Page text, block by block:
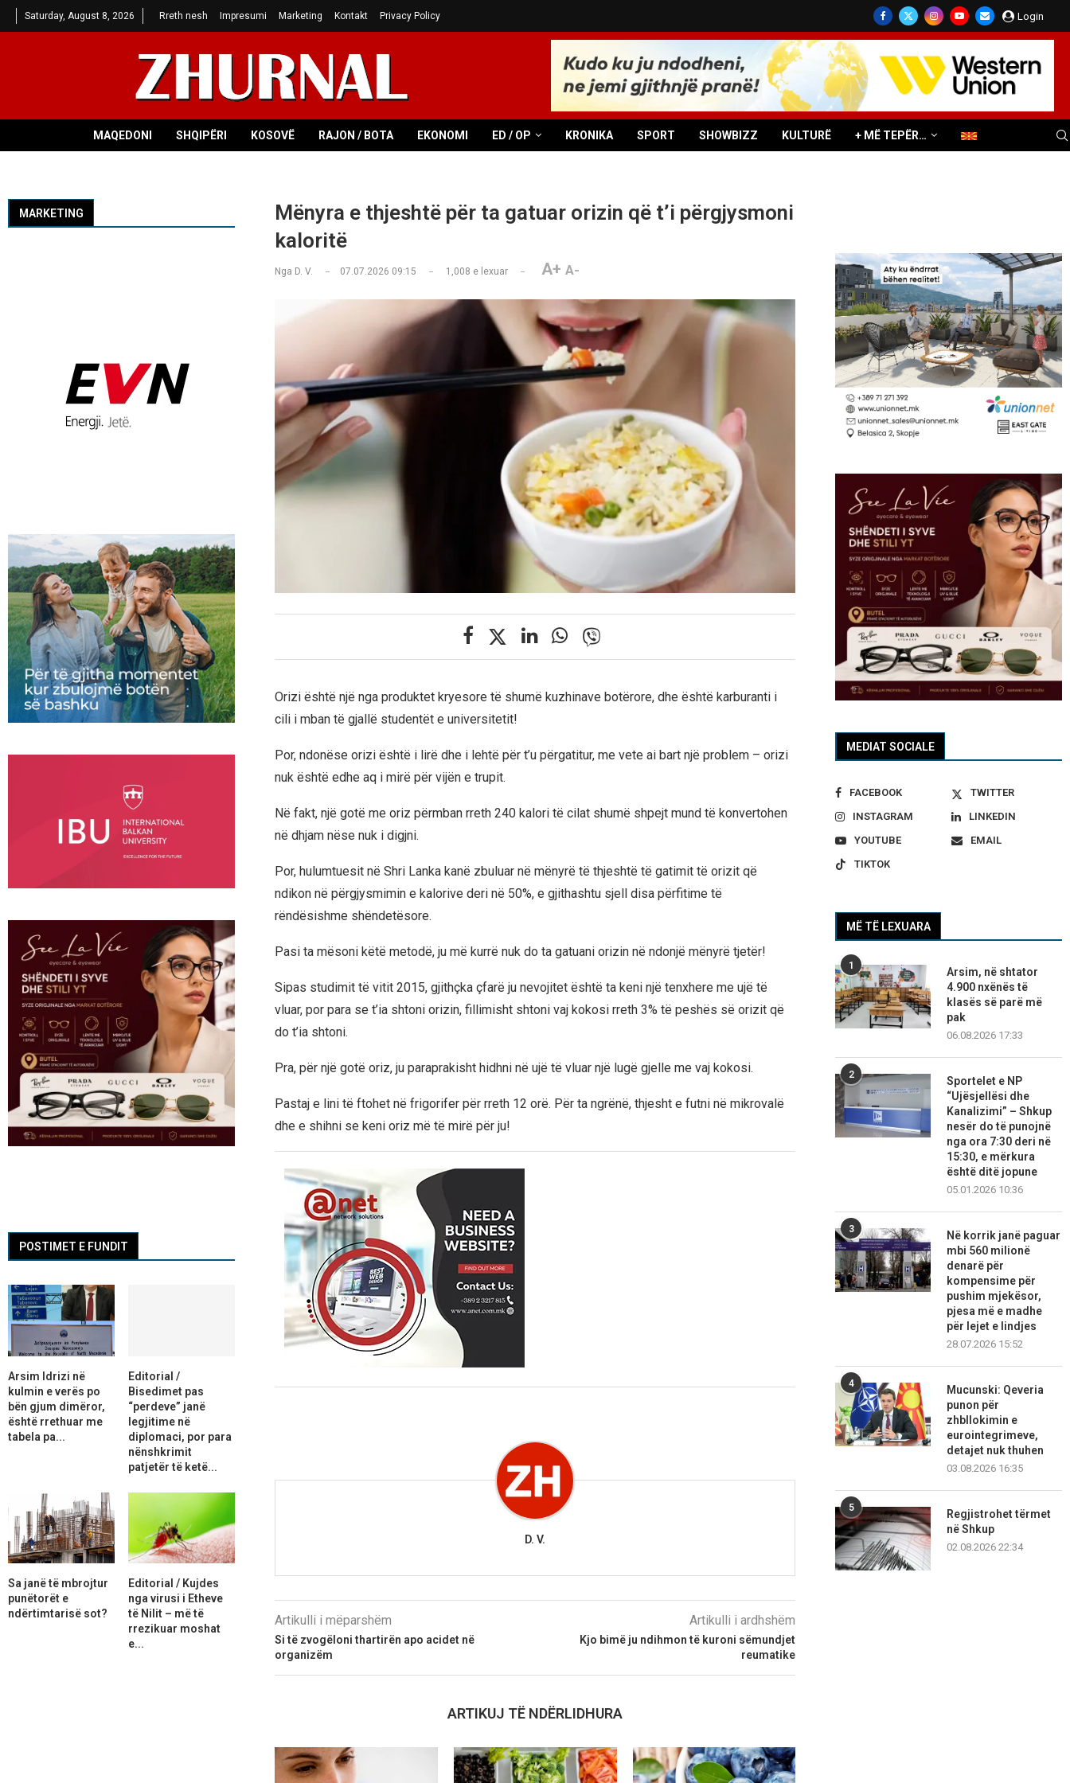
Saturday, August 8, 2026 Rreth nesh Impresumi Marketing Kontakt Privacy Policy Login
MAQEDONI SHQIPËRI KOSOVË RAJON / BOTA EKONOMI ED / OP KRONIKA SPORT SHOWBIZZ KULTURË + MË TEPËR…
Mënyra e thjeshtë për ta gatuar orizin që t’i përgjysmoni
kaloritë
Nga D. V. 07.07.2026 09:15 1,008 e lexuar A+ A-
Orizi është një nga produktet kryesore të shumë kuzhinave botërore, dhe është karburanti i
cili i mban të gjallë studentët e universitetit!
Por, ndonëse orizi është i lirë dhe i lehtë për t’u përgatitur, me vete ai bart një problem – orizi
nuk është edhe aq i mirë për vijën e trupit.
Në fakt, një gotë me oriz përmban rreth 240 kalori të cilat shumë shpejt mund të konvertohen
në dhjam nëse nuk i digjni.
Por, hulumtuesit në Shri Lanka kanë zbuluar në mënyrë të thjeshtë të gatimit të orizit që
ndikon në përgjysmimin e kalorive deri në 50%, e gjithashtu sjell disa përfitime të
rëndësishme shëndetësore.
Pasi ta mësoni këtë metodë, ju më kurrë nuk do ta gatuani orizin në ndonjë mënyrë tjetër!
Sipas studimit të vitit 2015, gjithçka çfarë ju nevojitet është ta keni një tenxhere me ujë të
vluar, por para se t’ia shtoni orizin, fillimisht shtoni vaj kokosi rreth 3% të peshës së orizit që
do t’ia shtoni.
Pra, për një gotë oriz, ju paraprakisht hidhni në ujë të vluar një lugë gjelle me vaj kokosi.
Pastaj e lini të ftohet në frigorifer për rreth 12 orë. Për ta ngrënë, thjesht e futni në mikrovalë
dhe e shihni se keni oriz më të mirë për ju!
D. V.
Artikulli i mëparshëm
Si të zvogëloni thartirën apo acidet në
organizëm
Artikulli i ardhshëm
Kjo bimë ju ndihmon të kuroni sëmundjet
reumatike
ARTIKUJ TË NDËRLIDHURA
MEDIAT SOCIALE
FACEBOOK
TWITTER
INSTAGRAM
LINKEDIN
YOUTUBE
EMAIL
TIKTOK
MË TË LEXUARA
1
Arsim, në shtator
4.900 nxënës të
klasës së parë më
pak
06.08.2026 17:33
2
Sportelet e NP
“Ujësjellësi dhe
Kanalizimi” – Shkup
nesër do të punojnë
nga ora 7:30 deri në
15:30, e mërkura
është ditë jopune
05.01.2026 10:36
3
Në korrik janë paguar
mbi 560 milionë
denarë për
kompensime për
pushim mjekësor,
pjesa më e madhe
për lejet e lindjes
28.07.2026 15:52
4
Mucunski: Qeveria
punon për
zhbllokimin e
eurointegrimeve,
detajet nuk thuhen
03.08.2026 16:35
5
Regjistrohet tërmet
në Shkup
02.08.2026 22:34
MARKETING
POSTIMET E FUNDIT
Arsim Idrizi në
kulmin e verës po
bën gjum dimëror,
është rrethuar me
tabela pa...
Editorial /
Bisedimet pas
“perdeve” janë
legjitime në
diplomaci, por para
nënshkrimit
patjetër të ketë...
Sa janë të mbrojtur
punëtorët e
ndërtimtarisë sot?
Editorial / Kujdes
nga virusi i Etheve
të Nilit – më të
rrezikuar moshat
e...